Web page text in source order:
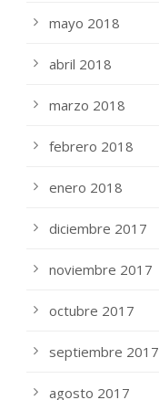
mayo 2018
abril 2018
marzo 2018
febrero 2018
enero 2018
diciembre 2017
noviembre 2017
octubre 2017
septiembre 2017
agosto 2017